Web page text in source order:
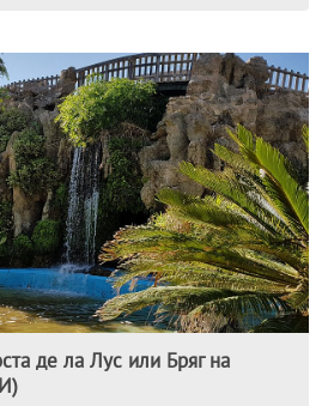
де ла Лус или Бряг на